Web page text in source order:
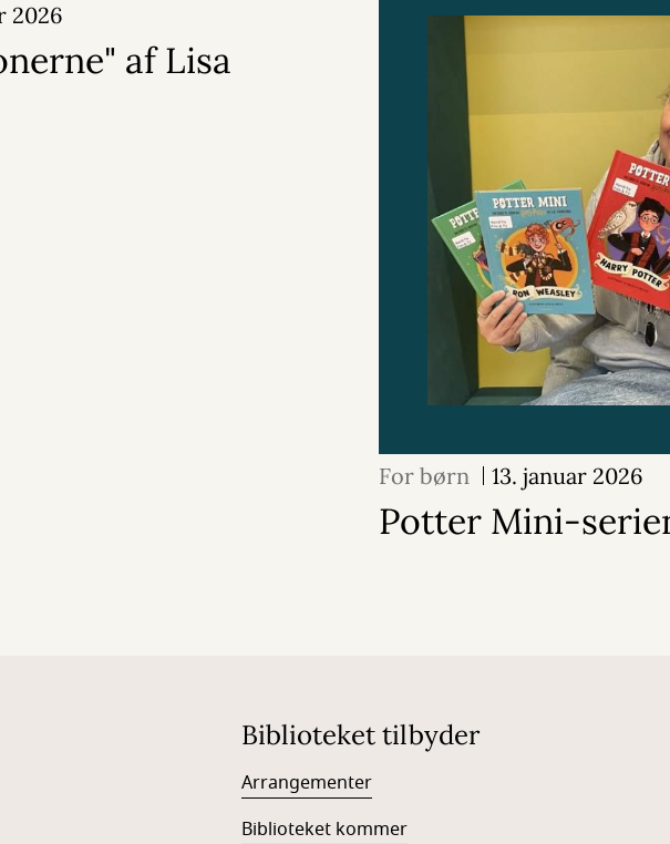
2026
af Lisa
For børn 13. januar 2026
Potter Mini-
Biblioteket tilbyder
Arrangementer
Biblioteket kommer